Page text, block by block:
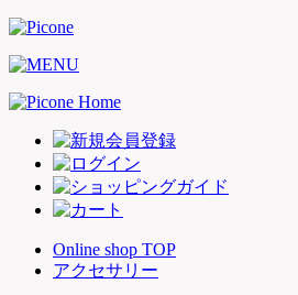
Online shop TOP
アクセサリー